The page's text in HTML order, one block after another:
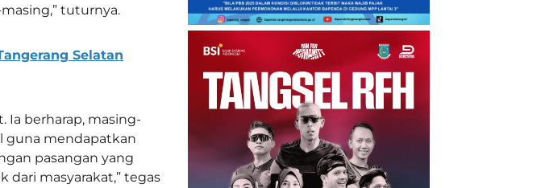
tuturnya.
Selatan
Ia berharap, masing-
guna mendapatkan
pasangan yang
dari masyarakat,” tegas